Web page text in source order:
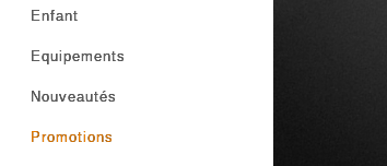
Enfant
Equipements
Nouveautés
Promotions